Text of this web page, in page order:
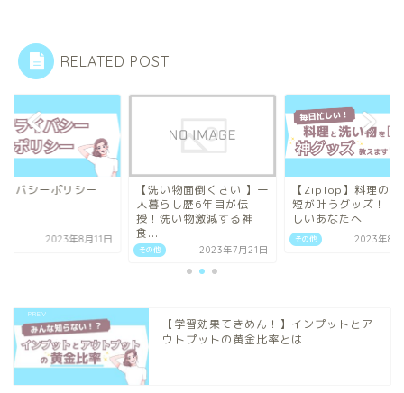
RELATED POST
【洗い物面倒くさい 】一
2023年7月21日
【ZipTop】料理の大幅時
短が叶うグッズ！ 毎日忙
しいあなたへ
2023年8月20日
プライバシー
【学習効果てきめん！】インプットとア
ウトプットの黄金比率とは